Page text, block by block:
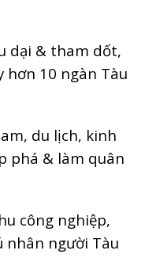
dại & tham dốt,
hơn 10 ngàn Tàu
du lịch, kinh
phá & làm quân
công nghiệp,
nhân người Tàu